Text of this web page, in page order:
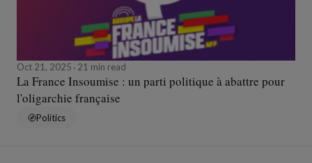
Oct 21, 2025 21 min read
La France Insoumise : un parti politique à abattre pour
l'oligarchie française
Politics